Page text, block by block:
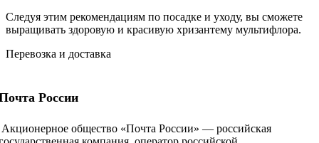
Следуя этим рекомендациям по посадке и уходу, вы сможете
выращивать здоровую и красивую хризантему мультифлора.
Перевозка и доставка
России
общество «Почта России» — российская